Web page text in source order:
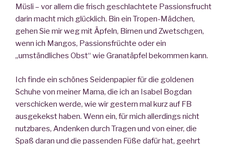
Müsli – vor allem die frisch geschlachtete Passionsfrucht
darin macht mich glücklich. Bin ein Tropen-Mädchen,
gehen Sie mir weg mit Äpfeln, Birnen und Zwetschgen,
wenn ich Mangos, Passionsfrüchte oder ein
„umständliches Obst“ wie Granatäpfel bekommen kann.
Ich finde ein schönes Seidenpapier für die goldenen
Schuhe von meiner Mama, die ich an Isabel Bogdan
verschicken werde, wie wir gestern mal kurz auf FB
ausgekekst haben. Wenn ein, für mich allerdings nicht
nutzbares, Andenken durch Tragen und von einer, die
Spaß daran und die passenden Füße dafür hat, geehrt